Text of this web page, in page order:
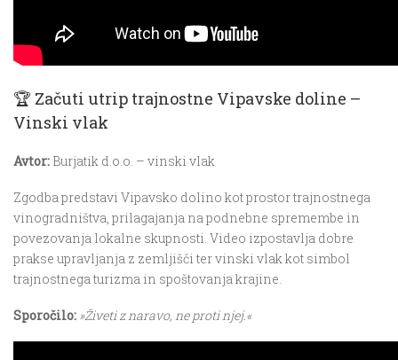
🏆 Začuti utrip trajnostne Vipavske doline –
Vinski vlak
Avtor: Burjatik d.o.o. – vinski vlak
Zgodba predstavi Vipavsko dolino kot prostor trajnostnega
vinogradništva, prilagajanja na podnebne spremembe in
povezovanja lokalne skupnosti. Video izpostavlja dobre
prakse upravljanja z zemljišči ter vinski vlak kot simbol
trajnostnega turizma in spoštovanja krajine.
Sporočilo: »Živeti z naravo, ne proti njej.«